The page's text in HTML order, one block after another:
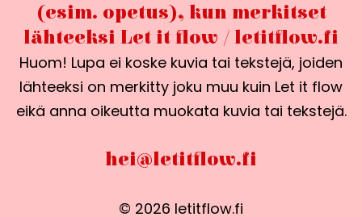
(esim. opetus), kun merkitset
lähteeksi Let it flow / letitflow.fi
Huom! Lupa ei koske kuvia tai tekstejä, joiden
lähteeksi on merkitty joku muu kuin Let it flow
eikä anna oikeutta muokata kuvia tai tekstejä.
hei@letitflow.fi
© 2026 letitflow.fi